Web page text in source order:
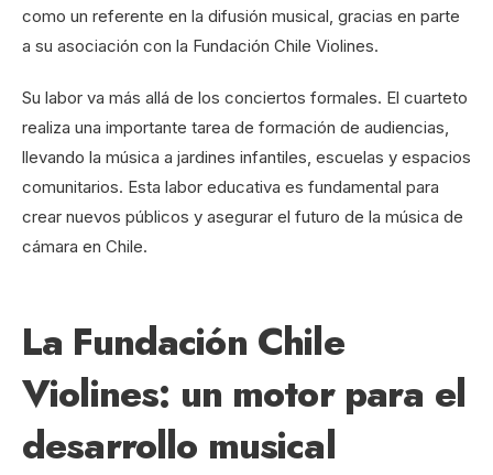
como un referente en la difusión musical, gracias en parte
a su asociación con la Fundación Chile Violines.
Su labor va más allá de los conciertos formales. El cuarteto
realiza una importante tarea de formación de audiencias,
llevando la música a jardines infantiles, escuelas y espacios
comunitarios. Esta labor educativa es fundamental para
crear nuevos públicos y asegurar el futuro de la música de
cámara en Chile.
La Fundación Chile
Violines: un motor para el
desarrollo musical